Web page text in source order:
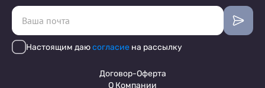
Настоящим даюсогласие на рассылку
Договор-Оферта
О Компании